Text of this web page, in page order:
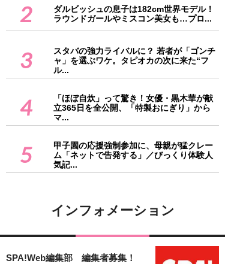
2
ダルビッシュの息子は182cm世界モデル！
ラウンドガールやミスコン美女も…プロ...
3
スタバの強力ライバルに？ 若者が「ゴンチ
ャ」を選ぶワケ。タピオカの次に来た“フ
ル...
4
「ほぼ自炊」って驚き！女優・黒木華が献
立365日を全公開、「特製おにぎり」から
マ...
5
甲子園の応援強制参加に、母親が猛クレー
ム「ネットで告発する」／びっくり体験人
気記...
インフォメーション
SPA!Web編集部 編集者募集！